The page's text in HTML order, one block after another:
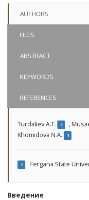
AUTHORS
FILES
ABSTRACT
KEYWORDS
REFERENCES
Turdaliev A.T. 1 ,
Khomidova N.A.
1
1 Fergana State
Введение